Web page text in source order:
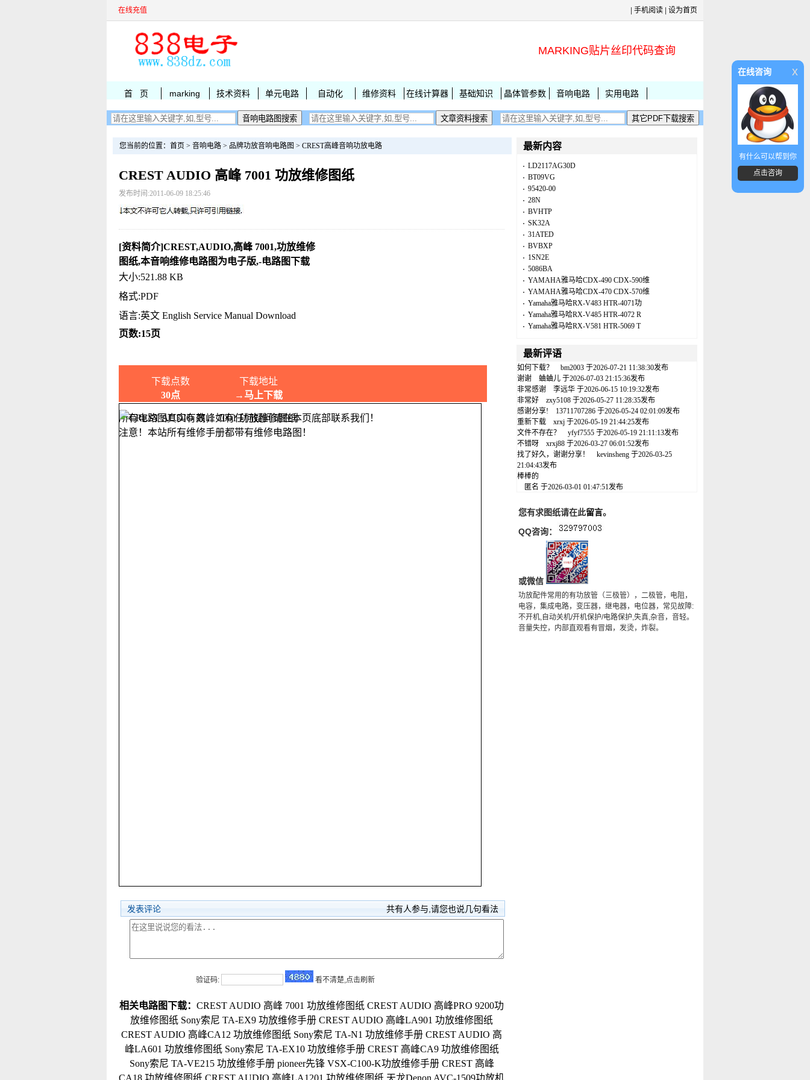
在线充值 手机阅读 设为首页
MARKING贴片丝印代码查询
首 页 marking 技术资料 单元电路 自动化 维修资料 在线计算器 基础知识 晶体管参数 音响电路 实用电路
您当前的位置： 首页 > 音响电路 > 品牌功放音响电路图 > CREST高峰音响功放电路
CREST AUDIO 高峰 7001 功放维修图纸
发布时间:2011-06-09 18:25:46
[资料简介]CREST,AUDIO,高峰 7001,功放维修
图纸,本音响维修电路图为电子版,-电路图下载
大小:521.88 KB
格式:PDF
语言:英文 English Service Manual Download
页数:15页
下载点数
下载地址
30点
→马上下载
所有电路图真实有效，如有任何疑问请在本页底部联系我们！
注意！本站所有维修手册都带有维修电路图！
发表评论 共有人参与,请您也说几句看法
验证码: 看不清楚,点击刷新
相关电路图下载： CREST AUDIO 高峰 7001 功放维修图纸 CREST AUDIO 高峰PRO 9200功
放维修图纸 Sony索尼 TA-EX9 功放维修手册 CREST AUDIO 高峰LA901 功放维修图纸
CREST AUDIO 高峰CA12 功放维修图纸 Sony索尼 TA-N1 功放维修手册 CREST AUDIO 高
峰LA601 功放维修图纸 Sony索尼 TA-EX10 功放维修手册 CREST 高峰CA9 功放维修图纸
Sony索尼 TA-VE215 功放维修手册 pioneer先锋 VSX-C100-K功放维修手册 CREST 高峰
CA18 功放维修图纸 CREST AUDIO 高峰LA1201 功放维修图纸 天龙Denon AVC-1509功放机
最新内容
LD2117AG30D
BT09VG
95420-00
28N
BVHTP
SK32A
31ATED
BVBXP
1SN2E
5086BA
YAMAHA雅马哈CDX-490 CDX-590维
YAMAHA雅马哈CDX-470 CDX-570维
Yamaha雅马哈RX-V483 HTR-4071功
Yamaha雅马哈RX-V485 HTR-4072 R
Yamaha雅马哈RX-V581 HTR-5069 T
最新评语
如何下载？ bm2003 于2026-07-21 11:38:30发布
谢谢
蛐蛐儿 于2026-07-03 21:15:36发布
非常感谢
李远华 于2026-06-15 10:19:32发布
非常好
zxy5108 于2026-05-27 11:28:35发布
感谢分享!
13711707286 于2026-05-24 02:01:09发布
重新下载
xrxj 于2026-05-19 21:44:25发布
文件不存在？
yfyf7555 于2026-05-19 21:11:13发布
不错呀
xrxj88 于2026-03-27 06:01:52发布
找了好久，谢谢分享！
kevinsheng 于2026-03-25
21:04:43发布
棒棒的
匿名 于2026-03-01 01:47:51发布
您有求图纸请在此留言。
QQ咨询：
或微信
功放配件常用的有功放管（三极管），二极管，电阻，
电容，集成电路，变压器，继电器，电位器，常见故障:
不开机,自动关机/开机保护/电路保护,失真,杂音，音轻。
音量失控，内部直观看有冒烟，发烫，炸裂。
在线咨询 x
有什么可以帮到你
点击咨询